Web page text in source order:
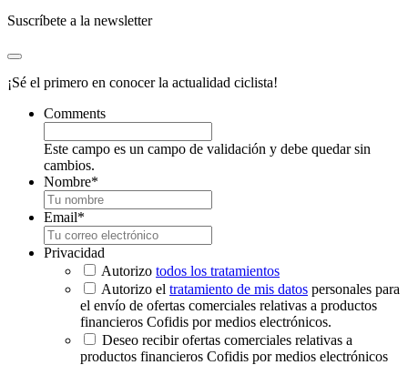
Suscríbete a la newsletter
¡Sé el primero en conocer la actualidad ciclista!
Comments
Este campo es un campo de validación y debe quedar sin
cambios.
Nombre*
Email*
Privacidad
Autorizo todos los tratamientos
Autorizo el tratamiento de mis datos personales para
el envío de ofertas comerciales relativas a productos
financieros Cofidis por medios electrónicos.
Deseo recibir ofertas comerciales relativas a
productos financieros Cofidis por medios electrónicos